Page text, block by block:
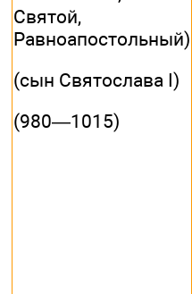
Святой,
Равноапостольный)
(сын Святослава I)
(980—1015)